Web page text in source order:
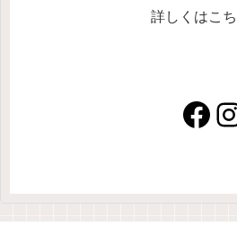
詳しくはこ